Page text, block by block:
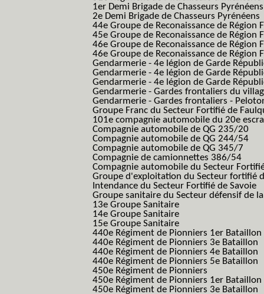
1er Demi Brigade de Chasseurs Pyrénéens
2e Demi Brigade de Chasseurs Pyrénéens
44e Groupe de Reconaissance de Région
45e Groupe de Reconaissance de Région
46e Groupe de Reconaissance de Région
46e Groupe de Reconaissance de
Gendarmerie - 4e légion de Garde
Gendarmerie - 4e légion de Garde
Gendarmerie - 4e légion de Garde
Gendarmerie - Gardes frontaliers du
Gendarmerie - Gardes frontaliers -
Groupe Franc du Secteur Fortifié de
101e compagnie automobile du 20e
Compagnie automobile de QG 235/20
Compagnie automobile de QG 244/54
Compagnie automobile de QG 345/7
Compagnie de camionnettes 386/54
Compagnie automobile du Secteur
Groupe d'exploitation du Secteur fortifié
Intendance du Secteur Fortifié de Savoie
Groupe sanitaire du Secteur défensif de
13e Groupe Sanitaire
14e Groupe Sanitaire
15e Groupe Sanitaire
440e Régiment de Pionniers 1er Bataillon
440e Régiment de Pionniers 3e Bataillon
440e Régiment de Pionniers 4e Bataillon
440e Régiment de Pionniers 5e Bataillon
450e Régiment de Pionniers
450e Régiment de Pionniers 1er Bataillon
450e Régiment de Pionniers 3e Bataillon